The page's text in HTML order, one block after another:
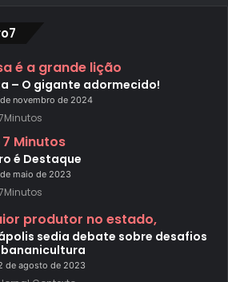
é a grande lição
– O gigante adormecido!
novembro de 2024
Minutos
é Destaque
maio de 2023
produtor no estado,
sedia debate sobre desafios
de agosto de 2023